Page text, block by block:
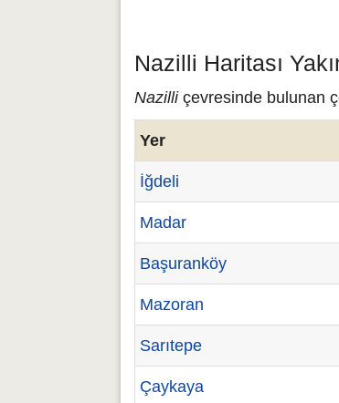
Nazilli Haritası
Nazilliçevresinde bulunan
Yer
İğdeli
Madar
Başuranköy
Mazoran
Sarıtepe
Çaykaya